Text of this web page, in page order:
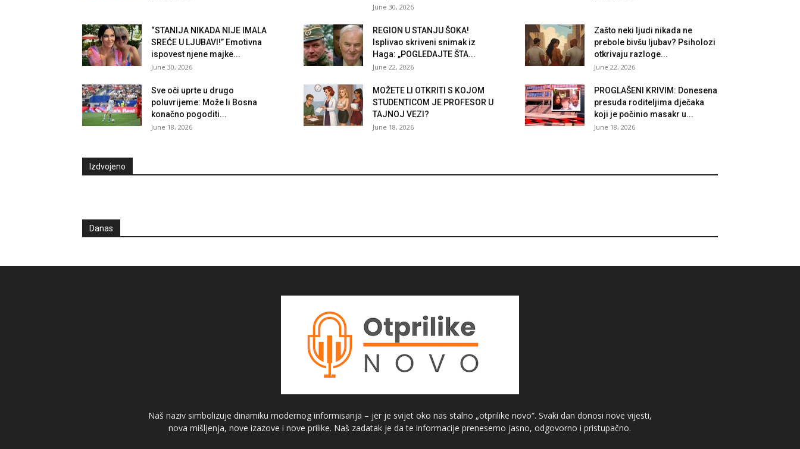
June 30, 2026
“STANIJA NIKADA NIJE IMALA
SREĆE U LJUBAVI!” Emotivna
ispovest njene majke...
June 30, 2026
REGION U STANJU ŠOKA!
Isplivao skriveni snimak iz
Haga: „POGLEDAJTE ŠTA...
June 22, 2026
Zašto neki ljudi nikada ne
prebole bivšu ljubav? Psiholozi
otkrivaju razloge...
June 22, 2026
Sve oči uprte u drugo
poluvrijeme: Može li Bosna
konačno pogoditi...
June 18, 2026
MOŽETE LI OTKRITI S KOJOM
STUDENTICOM JE PROFESOR U
TAJNOJ VEZI?
June 18, 2026
PROGLAŠENI KRIVIM: Donesena
presuda roditeljima dječaka
koji je počinio masakr u...
June 18, 2026
Izdvojeno
Danas
Naš naziv simbolizuje dinamiku modernog informisanja – jer je svijet oko nas stalno „otprilike novo“. Svaki dan donosi nove vijesti,
nova mišljenja, nove izazove i nove prilike. Naš zadatak je da te informacije prenesemo jasno, odgovorno i pristupačno.